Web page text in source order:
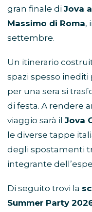
gran finale di Jova
Massimo di Roma,
settembre.
Un itinerario
spazi spesso inediti
per una sera si
di festa. A rendere
viaggio sarà il Jova
le diverse tappe
degli spostamenti
integrante
Di seguito trovi la
Summer Party